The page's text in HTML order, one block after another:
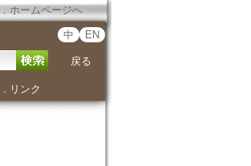
． ホームページへ
中 EN
戻る
． リンク